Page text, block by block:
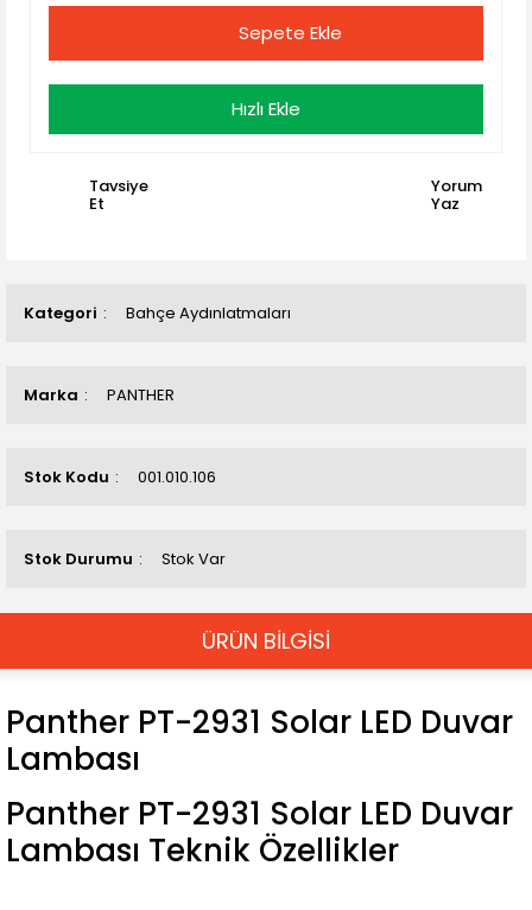
Kategori Bahçe Aydınlatmaları
Marka PANTHER
Stok Kodu 001.010.106
Stok Durumu Stok Var
Sepete Ekle
Hızlı Ekle
Tavsiye
Et
Yorum
Yaz
ÜRÜN BİLGİSİ
Panther PT-2931 Solar LED Duvar
Lambası
Panther PT-2931 Solar LED Duvar
Lambası Teknik Özellikler